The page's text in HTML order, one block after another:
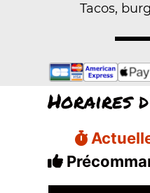
Tacos,
Horaires